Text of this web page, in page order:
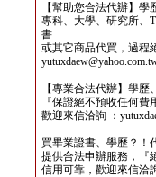
【幫助您合法代辦】
專科、大學、研究所、
書
或其它商品代買，過程
【專業合法代辦】學
『保證絕不預收任何
歡迎來信洽詢 ：
買畢業證書、學歷？！
提供合法申辦服務，『
信用可靠，歡迎來信洽